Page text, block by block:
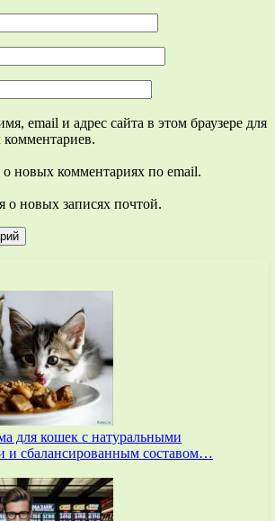
email и адрес сайта в этом браузере для
новых комментариях по email.
о новых записях почтой.
для кошек с натуральными
и сбалансированным составом…